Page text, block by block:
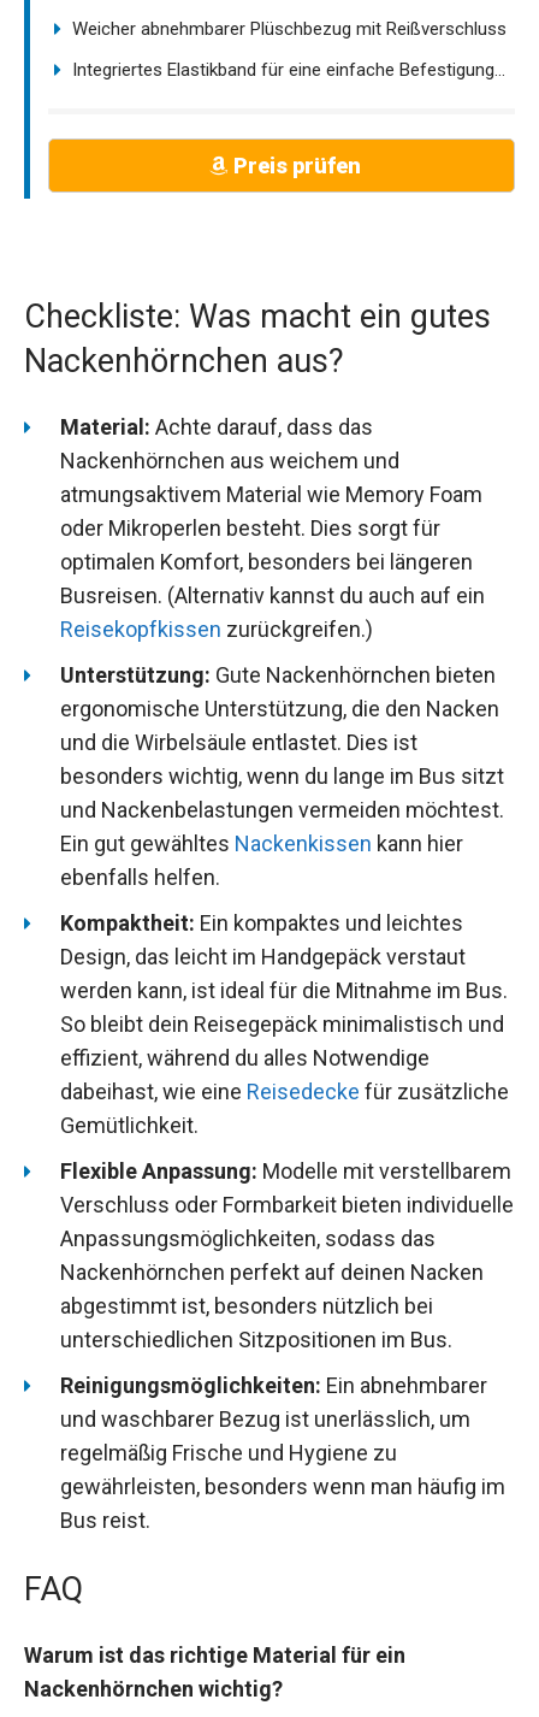
Weicher abnehmbarer Plüschbezug mit Reißverschluss
Integriertes Elastikband für eine einfache Befestigung...
Preis prüfen
Checkliste: Was macht ein gutes
Nackenhörnchen aus?
Material: Achte darauf, dass das
Nackenhörnchen aus weichem und
atmungsaktivem Material wie Memory Foam
oder Mikroperlen besteht. Dies sorgt für
optimalen Komfort, besonders bei längeren
Busreisen. (Alternativ kannst du auch auf ein
Reisekopfkissen zurückgreifen.)
Unterstützung: Gute Nackenhörnchen bieten
ergonomische Unterstützung, die den Nacken
und die Wirbelsäule entlastet. Dies ist
besonders wichtig, wenn du lange im Bus sitzt
und Nackenbelastungen vermeiden möchtest.
Ein gut gewähltes Nackenkissen kann hier
ebenfalls helfen.
Kompaktheit: Ein kompaktes und leichtes
Design, das leicht im Handgepäck verstaut
werden kann, ist ideal für die Mitnahme im Bus.
So bleibt dein Reisegepäck minimalistisch und
effizient, während du alles Notwendige
dabeihast, wie eine Reisedecke für zusätzliche
Gemütlichkeit.
Flexible Anpassung: Modelle mit verstellbarem
Verschluss oder Formbarkeit bieten individuelle
Anpassungsmöglichkeiten, sodass das
Nackenhörnchen perfekt auf deinen Nacken
abgestimmt ist, besonders nützlich bei
unterschiedlichen Sitzpositionen im Bus.
Reinigungsmöglichkeiten: Ein abnehmbarer
und waschbarer Bezug ist unerlässlich, um
regelmäßig Frische und Hygiene zu
gewährleisten, besonders wenn man häufig im
Bus reist.
FAQ
Warum ist das richtige Material für ein
Nackenhörnchen wichtig?